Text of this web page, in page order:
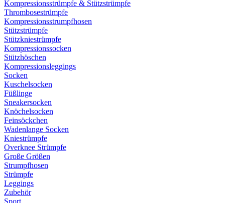
Kompressionsstrümpfe & Stützstrümpfe
Thrombosestrümpfe
Kompressionsstrumpfhosen
Stützstrümpfe
Stützkniestrümpfe
Kompressionssocken
Stützhöschen
Kompressionsleggings
Socken
Kuschelsocken
Füßlinge
Sneakersocken
Knöchelsocken
Feinsöckchen
Wadenlange Socken
Kniestrümpfe
Overknee Strümpfe
Große Größen
Strumpfhosen
Strümpfe
Leggings
Zubehör
Sport